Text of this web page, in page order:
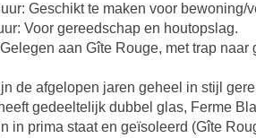
Geschikt te maken voor bewoning/
Voor gereedschap en houtopslag.
aan Gîte Rouge, met trap
de afgelopen jaren geheel in stijl
gedeeltelijk dubbel glas, Ferme
in prima staat en geïsoleerd (Gîte